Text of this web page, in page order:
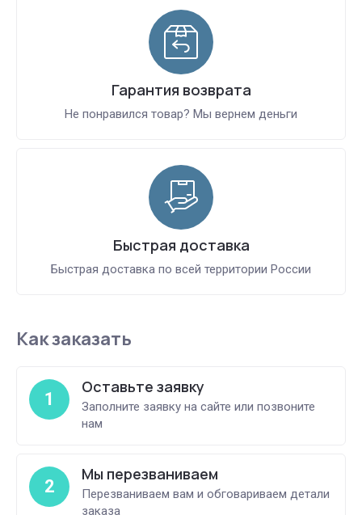
Гарантия возврата
Не понравился товар? Мы вернем деньги
Быстрая доставка
Быстрая доставка по всей территории России
Как заказать
1
Оставьте заявку
Заполните заявку на сайте или позвоните
нам
2
Мы перезваниваем
Перезваниваем вам и обговариваем детали
заказа